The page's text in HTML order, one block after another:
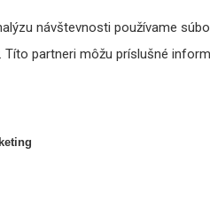
- audio a video v malej
návštevnosti používame
partneri môžu príslušné